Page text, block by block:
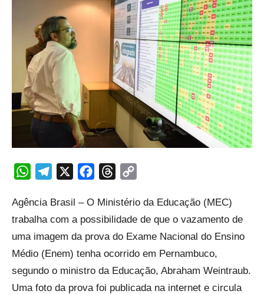
WhatsAppTelegram FacebookThreads
Agência Brasil – O Ministério da Educação (MEC)
trabalha com a possibilidade de que o vazamento de
uma imagem da prova do Exame Nacional do Ensino
Médio (Enem) tenha ocorrido em Pernambuco,
segundo o ministro da Educação, Abraham Weintraub.
Uma foto da prova foi publicada na internet e circula